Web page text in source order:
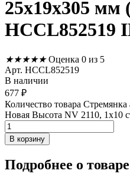
25x19x305 мм
HCCL852519
★★★★★ Оценка 0 из 5
Арт. HCCL852519
В наличии
677 ₽
Количество товара
Новая Высота NV 2110, 1х10
В корзину
Подробнее о товаре